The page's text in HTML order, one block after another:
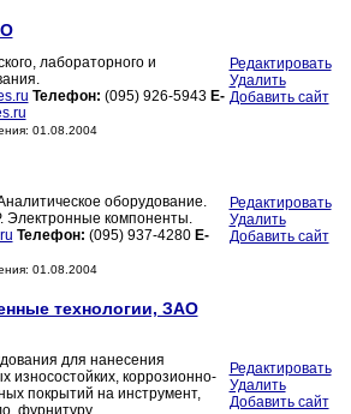
лабораторного и
Телефон: (095) 926-5943 E-
01.08.2004
Редактировать
Удалить
Добавить сайт
оборудование.
Электронные компоненты.
Телефон: (095) 937-4280 E-
01.08.2004
Редактировать
Удалить
Добавить сайт
технологии, ЗАО
для нанесения
износостойких, коррозионно-
покрытий на инструмент,
Редактировать
Удалить
Добавить сайт